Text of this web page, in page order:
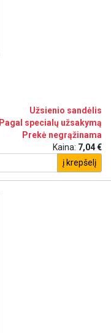
Užsienio sandėlis
Pagal specialų užsakymą
Prekė negrąžinama
Kaina: 7,04 €
į krepšelį